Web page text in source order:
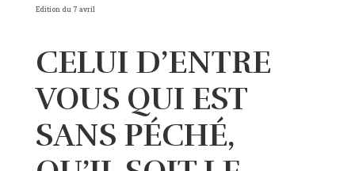
Edition du 7 avril
CELUI D’ENTRE
VOUS QUI EST
SANS PÉCHÉ,